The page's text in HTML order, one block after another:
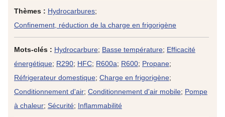
Thèmes : Hydrocarbures;
Confinement, réduction de la charge en frigorigène
Mots-clés : Hydrocarbure; Basse température; Efficacité
énergétique; R290; HFC; R600a; R600; Propane;
Réfrigerateur domestique; Charge en frigorigène;
Conditionnement d'air; Conditionnement d'air mobile; Pompe
à chaleur; Sécurité; Inflammabilité